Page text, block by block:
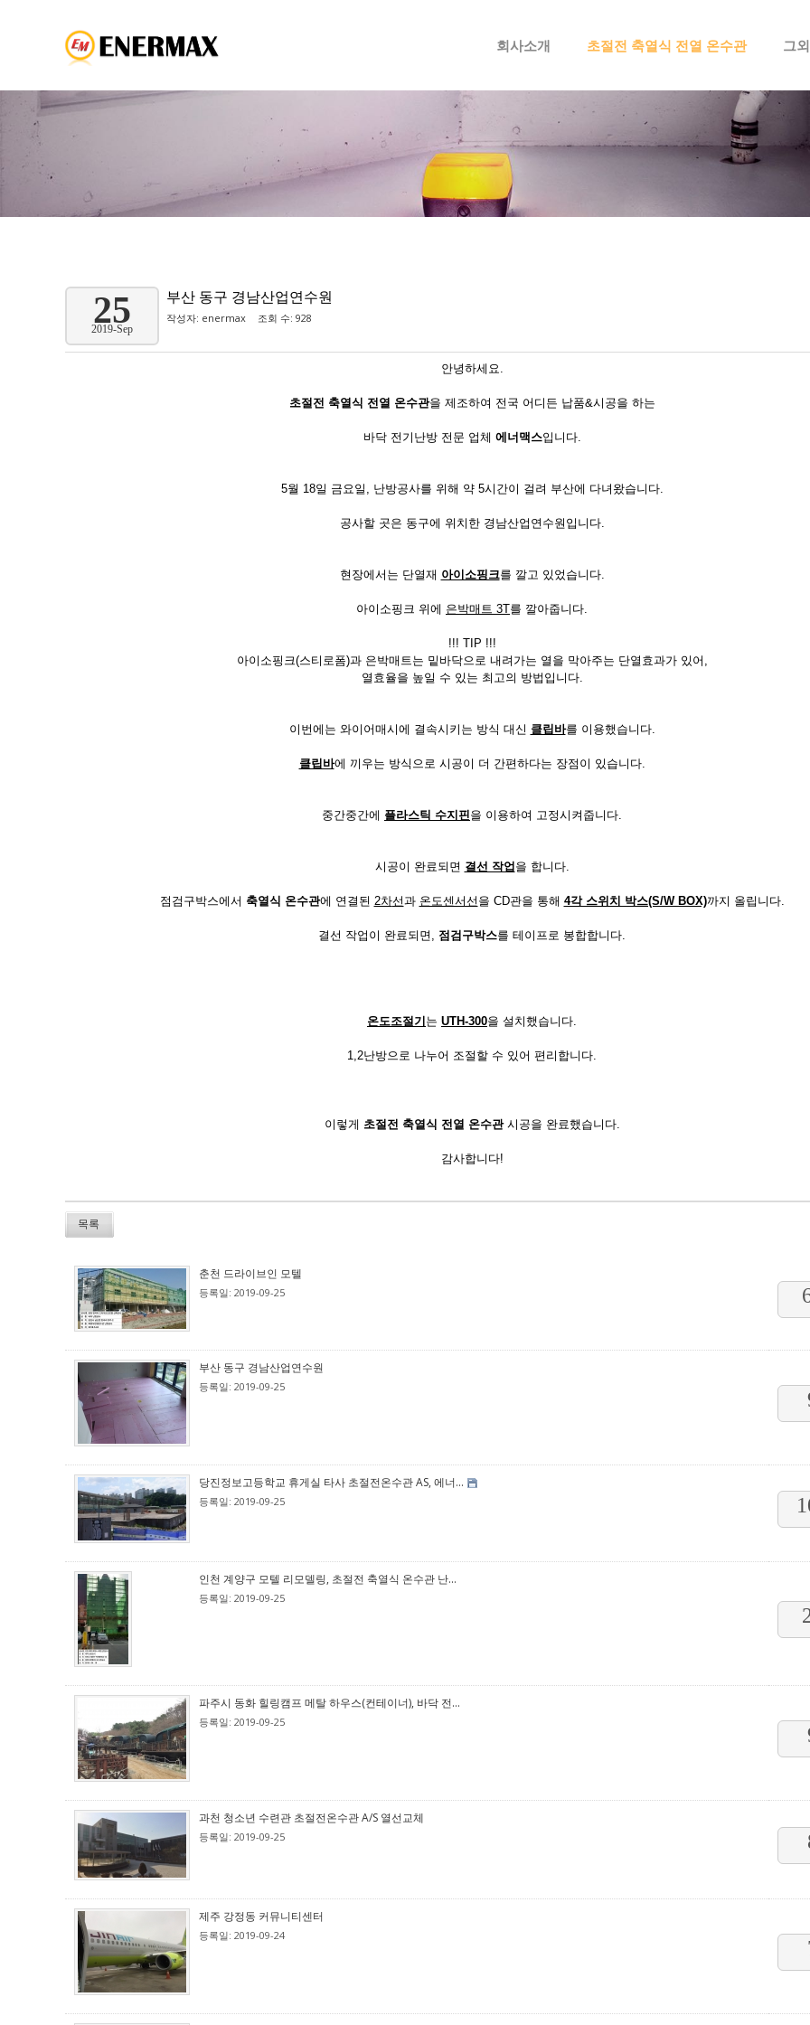
회사소개 초절전 축열식 전열 온수관 그
25
2019-Sep
부산 동구 경남산업연수원
작성자: enermax 조회 수: 928
안녕하세요.
초절전 축열식 전열 온수관을 제조하여 전국 어디든 납품&시공을 하는
바닥 전기난방 전문 업체 에너맥스입니다.
5월 18일 금요일, 난방공사를 위해 약 5시간이 걸려 부산에 다녀왔습니다.
공사할 곳은 동구에 위치한 경남산업연수원입니다.
현장에서는 단열재 아이소핑크를 깔고 있었습니다.
아이소핑크 위에 은박매트 3T를 깔아줍니다.
!!! TIP !!!
아이소핑크(스티로폼)과 은박매트는 밑바닥으로 내려가는 열을 막아주는 단열효과가 있어,
열효율을 높일 수 있는 최고의 방법입니다.
이번에는 와이어매시에 결속시키는 방식 대신 클립바를 이용했습니다.
클립바에 끼우는 방식으로 시공이 더 간편하다는 장점이 있습니다.
중간중간에 플라스틱 수지핀을 이용하여 고정시켜줍니다.
시공이 완료되면 결선 작업 을 합니다.
점검구박스에서 축열식 온수관에 연결된 2차선과 온도센서선 을 CD관을 통해 4각 스위치 박스(S/W BOX)까지 올립니다.
결선 작업이 완료되면, 점검구박스를 테이프로 봉합합니다.
온도조절기 는 UTH-300을 설치했습니다.
1,2난방으로 나누어 조절할 수 있어 편리합니다.
이렇게 초절전 축열식 전열 온수관시공을 완료했습니다.
감사합니다!
목록
춘천 드라이브인 모텔
등록일: 2019-09-25
부산 동구 경남산업연수원
등록일: 2019-09-25
당진정보고등학교 휴게실 타사 초절전온수관 AS, 에너...
등록일: 2019-09-25
인천 계양구 모텔 리모델링, 초절전 축열식 온수관 난...
등록일: 2019-09-25
파주시 동화 힐링캠프 메탈 하우스(컨테이너), 바닥 전...
등록일: 2019-09-25
과천 청소년 수련관 초절전온수관 A/S 열선교체
등록일: 2019-09-25
제주 강정동 커뮤니티센터
등록일: 2019-09-24